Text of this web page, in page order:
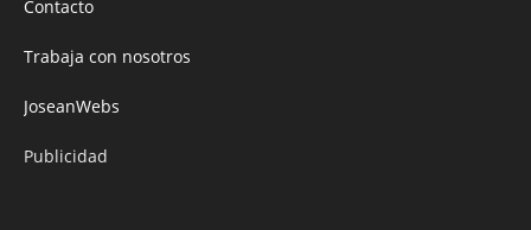
Contacto
Trabaja con nosotros
JoseanWebs
Publicidad